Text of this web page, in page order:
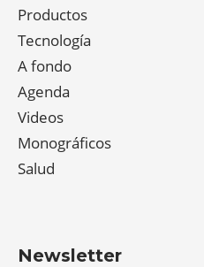
Productos
Tecnología
A fondo
Agenda
Videos
Monográficos
Salud
Newsletter